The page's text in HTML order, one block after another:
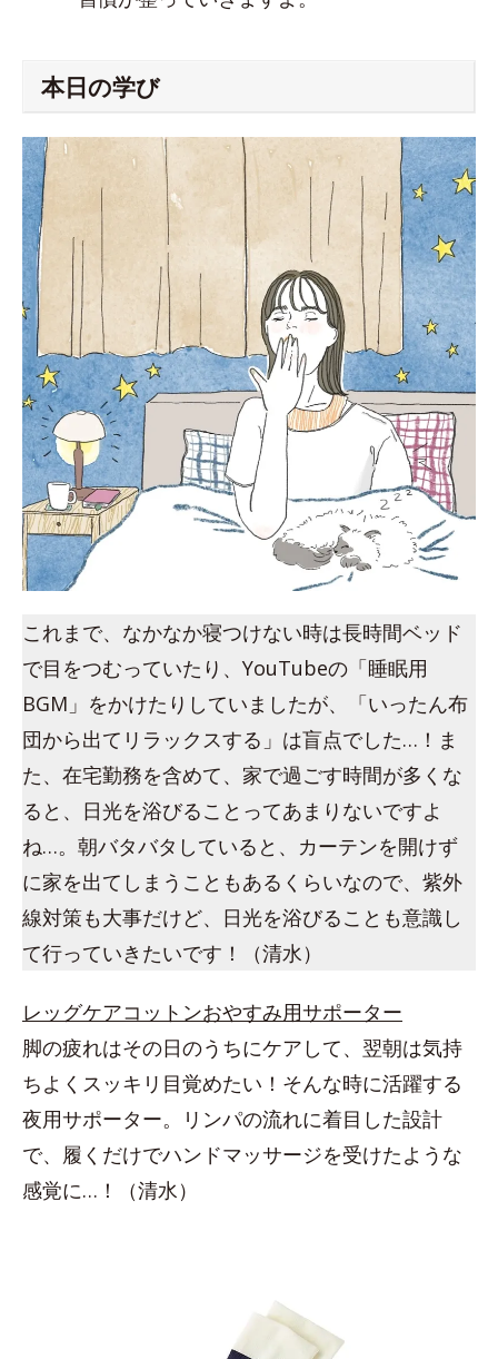
本日の学び
これまで、なかなか寝つけない時は長時間ベッド
で目をつむっていたり、YouTubeの「睡眠用
BGM」をかけたりしていましたが、「いったん布
団から出てリラックスする」は盲点でした…！ま
た、在宅勤務を含めて、家で過ごす時間が多くな
ると、日光を浴びることってあまりないですよ
ね…。朝バタバタしていると、カーテンを開けず
に家を出てしまうこともあるくらいなので、紫外
線対策も大事だけど、日光を浴びることも意識し
て行っていきたいです！（清水）
レッグケアコットンおやすみ用サポーター
脚の疲れはその日のうちにケアして、翌朝は気持
ちよくスッキリ目覚めたい！そんな時に活躍する
夜用サポーター。リンパの流れに着目した設計
で、履くだけでハンドマッサージを受けたような
感覚に…！（清水）